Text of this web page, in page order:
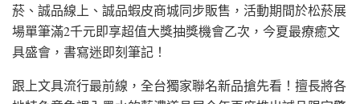
菸、誠品線上、誠品蝦皮商城同步販售，活動期間於松菸展
場單筆滿2千元即享超值大獎抽獎機會乙次，今夏最療癒文
具盛會，書寫迷即刻筆記！
跟上文具流行最前線，全台獨家聯名新品搶先看！擅長將各